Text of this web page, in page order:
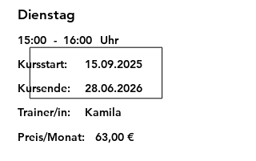
15:00 - 16:00
Uhr
Kursstart:
15.09.2025
Kursende:
28.06.2026
Trainer/in:
Kamila
Preis/Monat:
63,00 €
Dienstag